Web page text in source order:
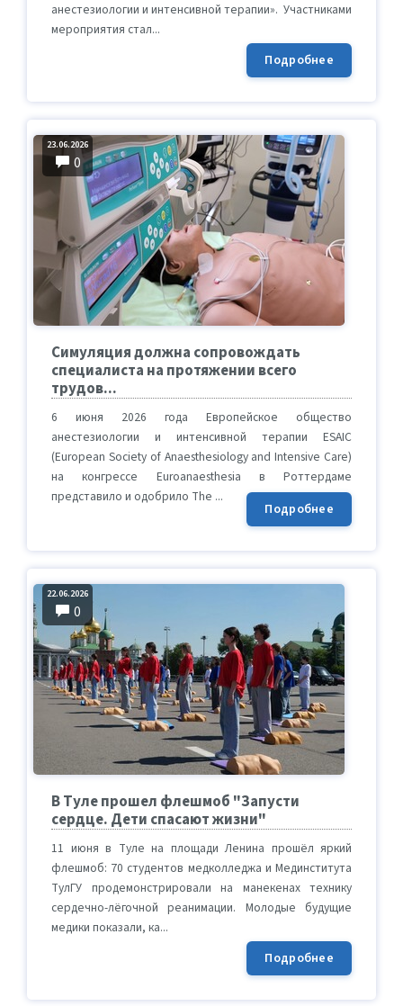
анестезиологии и интенсивной терапии». Участниками
мероприятия стал...
Подробнее
23.06.2026
0
Симуляция должна сопровождать
специалиста на протяжении всего
трудов...
6 июня 2026 года Европейское общество
анестезиологии и интенсивной терапии ESAIC
(European Society of Anaesthesiology and Intensive Care)
на конгрессе Euroanaesthesia в Роттердаме
представило и одобрило The ...
Подробнее
22.06.2026
0
В Туле прошел флешмоб "Запусти
сердце. Дети спасают жизни"
11 июня в Туле на площади Ленина прошёл яркий
флешмоб: 70 студентов медколледжа и Мединститута
ТулГУ продемонстрировали на манекенах технику
сердечно-лёгочной реанимации. Молодые будущие
медики показали, ка...
Подробнее